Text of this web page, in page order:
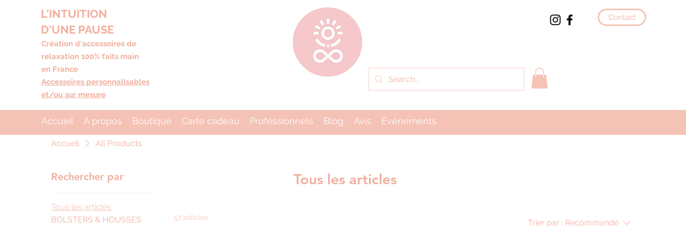
L'INTUITION
D'UNE PAUSE
Création d'accessoires de
relaxation 100% faits main
en France
Accessoires personnalisables
et/ou sur mesure
Contact
Accueil À propos Boutique Carte cadeau Professionnels Blog Avis Événements
Accueil All Products
Rechercher par
Tous les articles
BOLSTERS & HOUSSES
Tous les articles
57 articles
Trier par : Recommandé